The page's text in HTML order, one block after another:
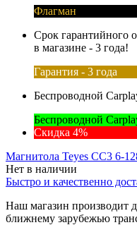
Флагман
Срок гарантийного
в магазине - 3 года!
Гарантия - 3 года
Беспроводной
Беспроводной
Скидка 4%
Магнитола Teyes CC3 6-
Нет в наличии
Быстро и качественно
Наш магазин производит
ближнему зарубежью